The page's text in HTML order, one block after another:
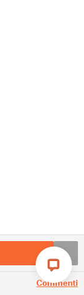
Commenti